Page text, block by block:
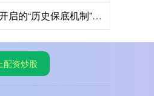
掌柜配资 汉人濒死时刻开启的“历史保底机制”，才是中华文明最恐怖的地方
配资炒股